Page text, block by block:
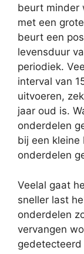
beurt minder
met een
beurt een
levensduur
periodiek.
interval van
uitvoeren,
jaar oud is.
onderdelen
bij een kleine
onderdelen
Veelal gaat
sneller last
onderdelen
vervangen